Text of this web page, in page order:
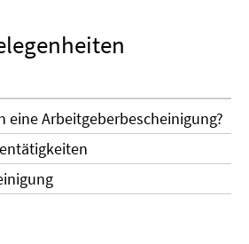
eine Arbeitgeberbescheinigung?